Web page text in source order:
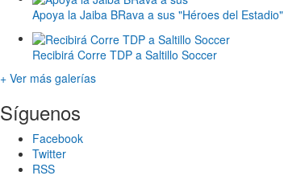
Apoya la Jaiba BRava a sus "Héroes del Estadio"
Recibirá Corre TDP a Saltillo Soccer
+ Ver más galerías
Síguenos
Facebook
Twitter
RSS